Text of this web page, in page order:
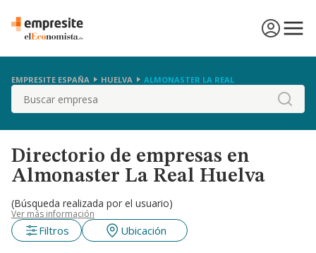
EMPRESITE ESPAÑA HUELVA ALMONASTER LA REAL
Buscar
Directorio de empresas en
Almonaster La Real Huelva
(Búsqueda realizada por el usuario)
Ver más información
Filtros Ubicación